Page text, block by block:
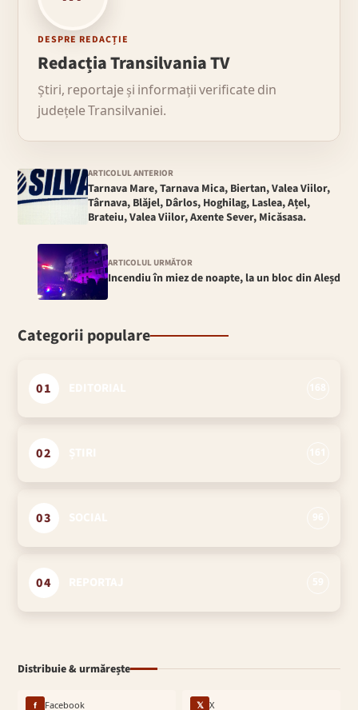
DESPRE REDACȚIE
Redacția Transilvania TV
Știri, reportaje și informații verificate din
județele Transilvaniei.
ARTICOLUL ANTERIOR
Tarnava Mare, Tarnava Mica, Biertan, Valea Viilor,
Târnava, Blăjel, Dârlos, Hoghilag, Laslea, Ațel,
Brateiu, Valea Viilor, Axente Sever, Micăsasa.
ARTICOLUL URMĂTOR
Incendiu în miez de noapte, la un bloc din Aleșd
Categorii populare
01
02
03
04
Distribuie & urmărește
f Facebook 𝕏 X